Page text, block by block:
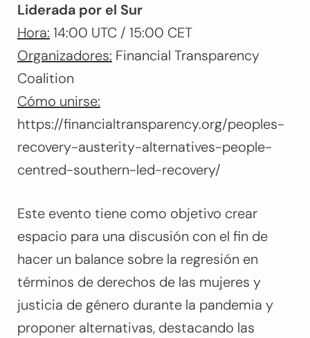
Liderada por el Sur
Hora: 14:00 UTC / 15:00 CET
Organizadores: Financial Transparency
Coalition
Cómo unirse:
https://financialtransparency.org/peoples-
recovery-austerity-alternatives-people-
centred-southern-led-recovery/
Este evento tiene como objetivo crear
espacio para una discusión con el fin de
hacer un balance sobre la regresión en
términos de derechos de las mujeres y
justicia de género durante la pandemia y
proponer alternativas, destacando las